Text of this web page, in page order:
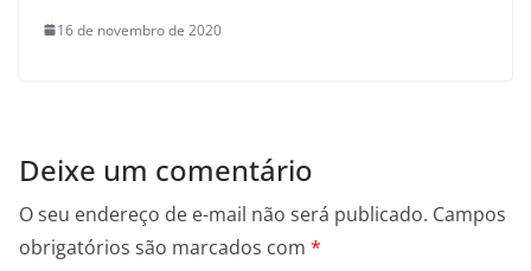
16 de novembro de 2020
Deixe um comentário
O seu endereço de e-mail não será publicado. Campos
obrigatórios são marcados com *